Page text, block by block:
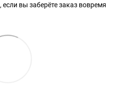
вы заберёте заказ вовремя